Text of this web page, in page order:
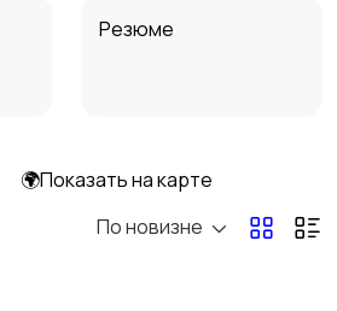
Резюме
🌍Показать на карте
По новизне